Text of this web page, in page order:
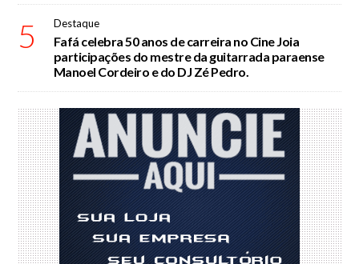
5 Destaque
Fafá celebra 50 anos de carreira no Cine Joia
participações do mestre da guitarrada paraense
Manoel Cordeiro e do DJ Zé Pedro.